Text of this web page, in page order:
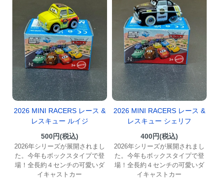
2026 MINI RACERS レース &
レスキュー ルイジ
500円(税込)
2026年シリーズが展開されまし
た。今年もボックスタイプで登
場！全長約４センチの可愛いダ
イキャストカー
2026 MINI RACERS レース &
レスキュー シェリフ
400円(税込)
2026年シリーズが展開されまし
た。今年もボックスタイプで登
場！全長約４センチの可愛いダ
イキャストカー